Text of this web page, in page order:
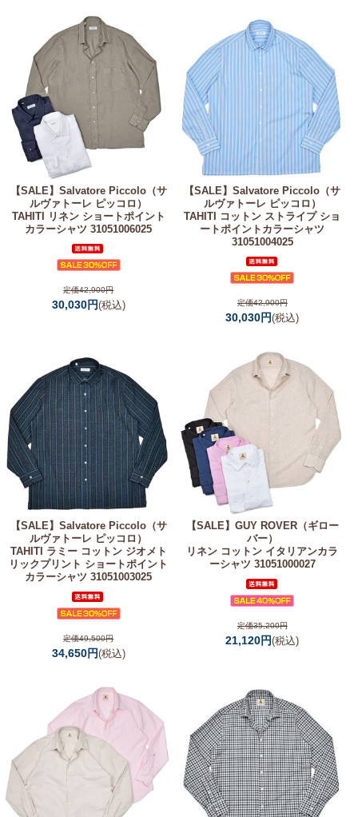
【SALE】 Salvatore Piccolo（サ
ルヴァトーレ ピッコロ）
TAHITI リネン ショートポイント
カラーシャツ 31051006025
定価42,900円
30,030円(税込)
【SALE】Salvatore Piccolo（サ
ルヴァトーレ ピッコロ）
TAHITI コットン ストライプ ショ
ートポイントカラーシャツ
31051004025
定価42,900円
30,030円(税込)
【SALE】 Salvatore Piccolo（サ
ルヴァトーレ ピッコロ）
TAHITI ラミー コットン ジオメト
リックプリント ショートポイント
カラーシャツ 31051003025
定価49,500円
34,650円(税込)
【SALE】 GUY ROVER（ギロー
バー）
リネン コットン イタリアンカラ
ーシャツ 31051000027
定価35,200円
21,120円(税込)